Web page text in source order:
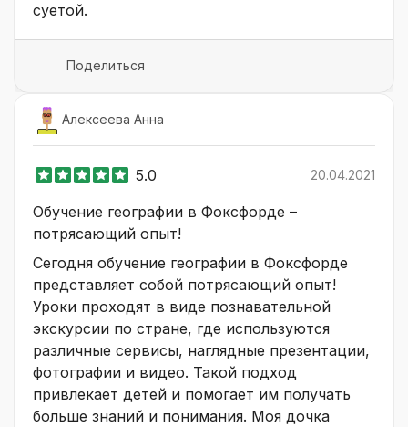
суетой.
Поделиться
Алексеева Анна
5.0 20.04.2021
Обучение географии в Фоксфорде –
потрясающий опыт!
Сегодня обучение географии в Фоксфорде
представляет собой потрясающий опыт!
Уроки проходят в виде познавательной
экскурсии по стране, где используются
различные сервисы, наглядные презентации,
фотографии и видео. Такой подход
привлекает детей и помогает им получать
больше знаний и понимания. Моя дочка